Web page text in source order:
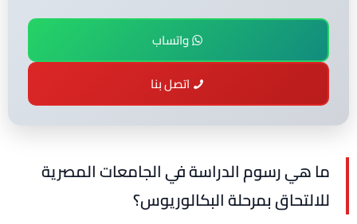
واتساب
اتصل بنا
ما هي رسوم الدراسة في الجامعات المصرية
للالتحاق بمرحلة البكالوريوس؟